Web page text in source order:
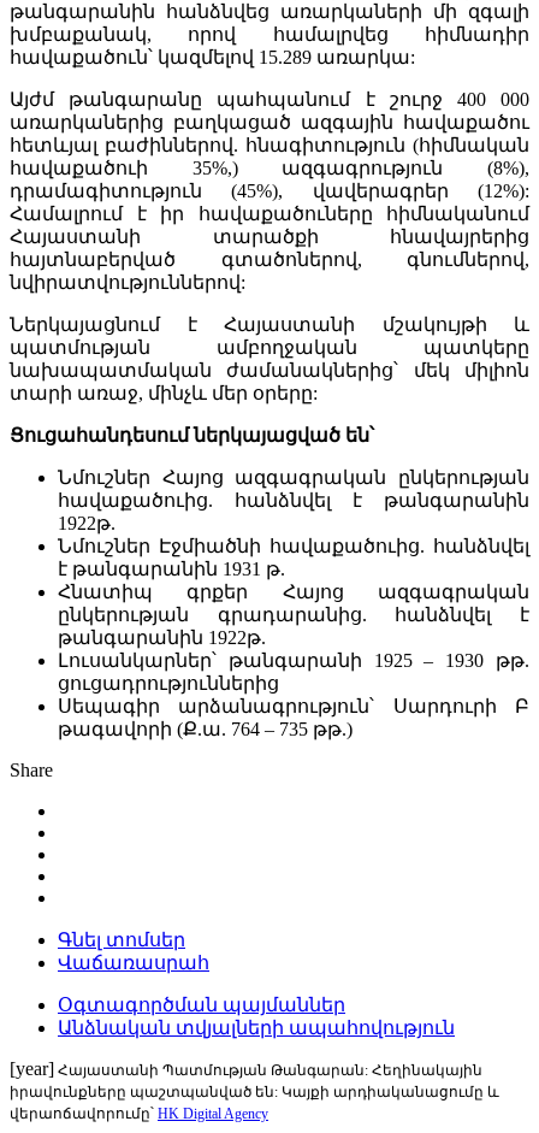
թանգարանին հանձնվեց առարկաների մի զգալի
խմբաքանակ, որով համալրվեց հիմնադիր
հավաքածուն՝ կազմելով 15.289 առարկա:
Այժմ թանգարանը պահպանում է շուրջ 400 000
առարկաներից բաղկացած ազգային հավաքածու
հետևյալ բաժիններով. հնագիտություն (հիմնական
հավաքածուի 35%,) ազգագրություն (8%),
դրամագիտություն (45%), վավերագրեր (12%):
Համալրում է իր հավաքածուները հիմնականում
Հայաստանի տարածքի հնավայրերից
հայտնաբերված գտածոներով, գնումներով,
նվիրատվություններով:
Ներկայացնում է Հայաստանի մշակույթի և
պատմության ամբողջական պատկերը
նախապատմական ժամանակներից՝ մեկ միլիոն
տարի առաջ, մինչև մեր օրերը:
Ցուցահանդեսում ներկայացված են՝
Նմուշներ Հայոց ազգագրական ընկերության
հավաքածուից. հանձնվել է թանգարանին
1922թ.
Նմուշներ Էջմիածնի հավաքածուից. հանձնվել
է թանգարանին 1931 թ.
Հնատիպ գրքեր Հայոց ազգագրական
ընկերության գրադարանից. հանձնվել է
թանգարանին 1922թ.
Լուսանկարներ՝ թանգարանի 1925 – 1930 թթ.
ցուցադրություններից
Սեպագիր արձանագրություն՝ Սարդուրի Բ
թագավորի (Ք.ա. 764 – 735 թթ.)
Share
Գնել տոմսեր
Վաճառասրահ
Օգտագործման պայմաններ
Անձնական տվյալների ապահովություն
[year] Հայաստանի Պատմության Թանգարան: Հեղինակային
իրավունքները պաշտպանված են: Կայքի արդիականացումը և
վերաոճավորումը՝ HK Digital Agency